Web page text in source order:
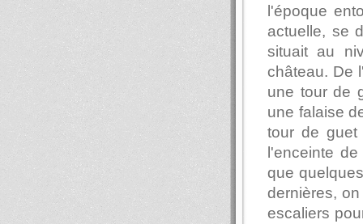
l'époque
actuelle, se
situait au
château. De
une tour de
une falaise
tour de guet
l'enceinte
que
dernières,
escaliers